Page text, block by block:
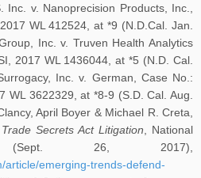
Inc. v. Nanoprecision Products, Inc.,
WL 412524, at *9 (N.D.Cal. Jan.
Inc. v. Truven Health Analytics
2017 WL 1436044, at *5 (N.D. Cal.
Inc. v. German, Case No.:
WL 3622329, at *8-9 (S.D. Cal. Aug.
April Boyer & Michael R. Creta,
Secrets Act Litigation , National
26, 2017),
article/emerging-trends-defend-